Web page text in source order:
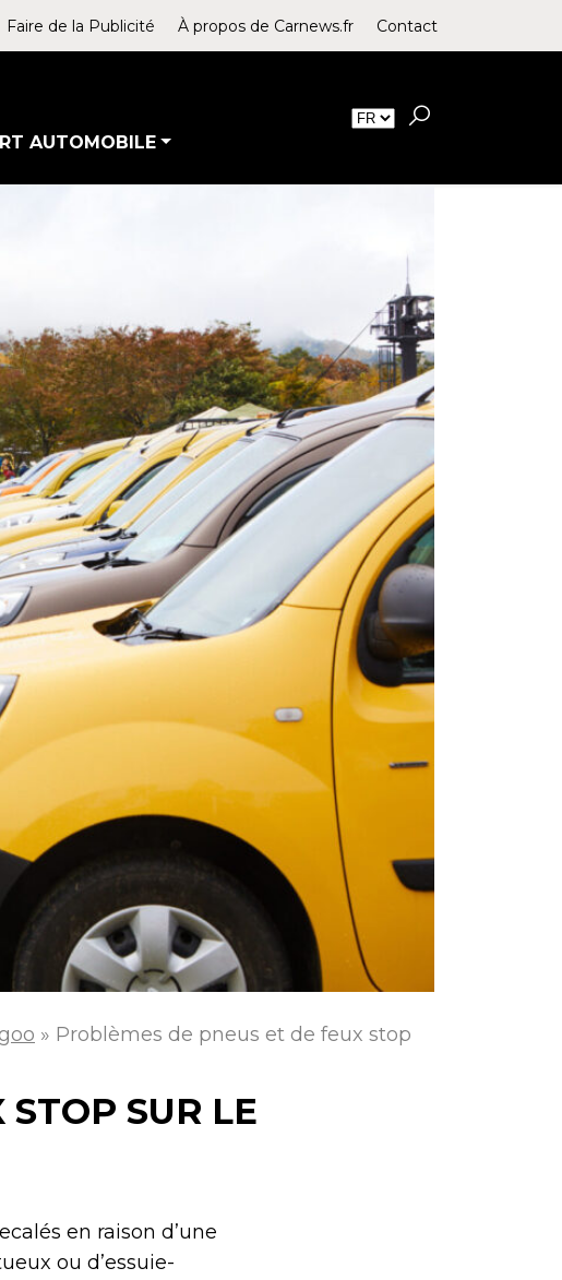
Faire de la Publicité À propos de Carnews.fr Contact
AUTOMOBILE
» Problèmes de pneus et de feux stop
SUR LE
en raison d’une
ou d’essuie-